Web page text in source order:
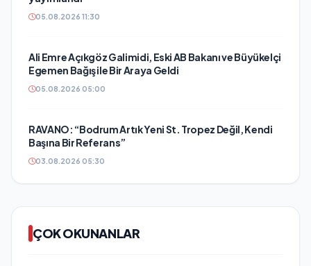
05.08.2026 11:30
Ali Emre Açıkgöz Galimidi, Eski AB Bakanı ve Büyükelçi
Egemen Bağış ile Bir Araya Geldi
05.08.2026 05:00
RAVANO: “Bodrum Artık Yeni St. Tropez Değil, Kendi
Başına Bir Referans”
03.08.2026 05:30
ÇOK OKUNANLAR